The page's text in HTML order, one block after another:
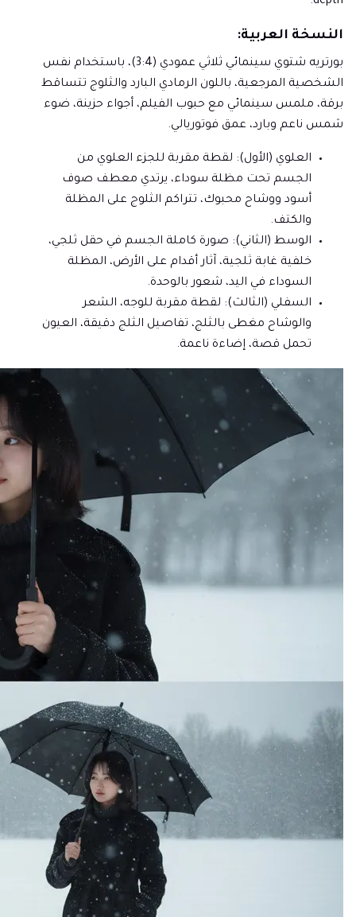
النسخة العربية:
بورتريه شتوي سينمائي ثلاثي عمودي (3:4)، باستخدام نفس
الشخصية المرجعية، باللون الرمادي البارد والثلوج تتساقط
برقة، ملمس سينمائي مع حبوب الفيلم، أجواء حزينة، ضوء
شمس ناعم وبارد، عمق فوتوريالي.
العلوي (الأول): لقطة مقربة للجزء العلوي من
الجسم تحت مظلة سوداء، يرتدي معطف صوف
أسود ووشاح محبوك، تتراكم الثلوج على المظلة
والكتف.
الوسط (الثاني): صورة كاملة الجسم في حقل ثلجي،
خلفية غابة ثلجية، آثار أقدام على الأرض، المظلة
السوداء في اليد، شعور بالوحدة.
السفلي (الثالث): لقطة مقربة للوجه، الشعر
والوشاح مغطى بالثلج، تفاصيل الثلج دقيقة، العيون
تحمل قصة، إضاءة ناعمة.